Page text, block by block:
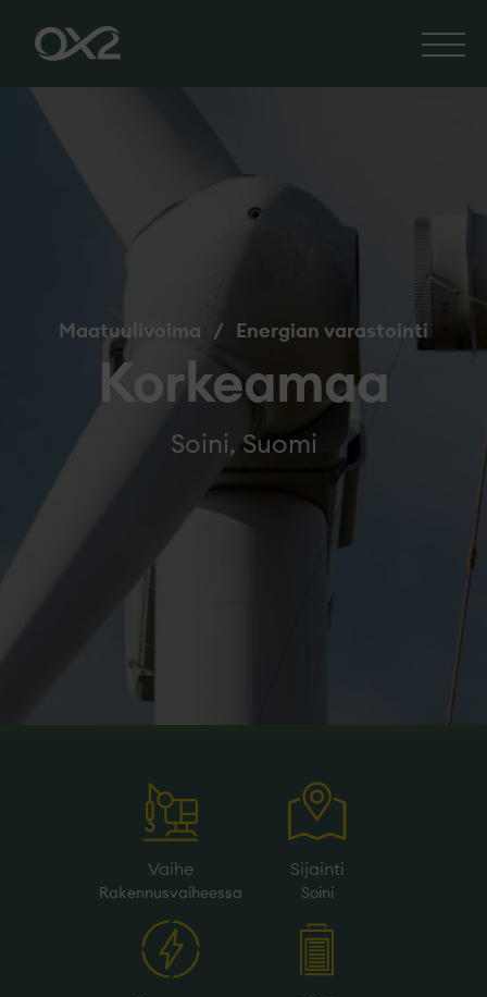
Maatuulivoima / Energian varastointi
Korkeamaa
Soini, Suomi
Vaihe
Rakennusvaiheessa
Sijainti
Soini